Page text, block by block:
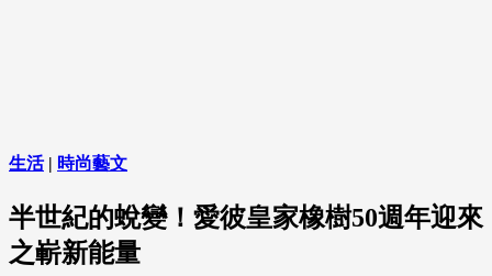
生活| 時尚藝文
半世紀的蛻變！愛彼皇家橡樹50週年迎來
之嶄新能量